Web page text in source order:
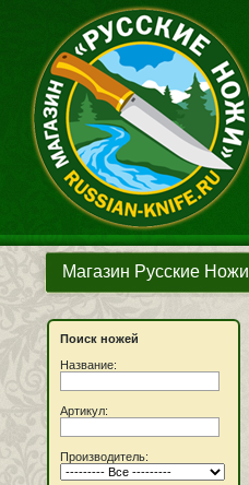
Магазин Русские Ножи
Поиск ножей
Название:
Артикул:
Производитель: